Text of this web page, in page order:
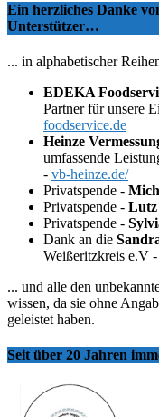
Ein herzliches Danke
Unterstützer…
... in alphabetischer
EDEKA
Partner für unsere
foodservice.de
Heinze
umfassende
- vb-heinze.de/
Privatspende -
Privatspende - Lutz
Privatspende -
Dank an die
Weißeritzkreis e.V
... und alle den
wissen, da sie ohne
geleistet haben.
Seit über 20 Jahren